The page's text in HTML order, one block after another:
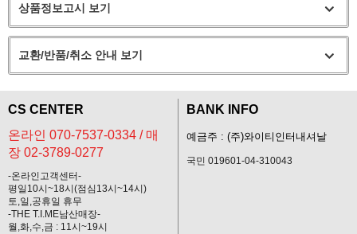
상품정보고시 보기
교환/반품/취소 안내 보기
CS CENTER
온라인 070-7537-0334 / 매
장 02-3789-0277
-온라인고객센터-
평일10시~18시(점심13시~14시)
토,일,공휴일 휴무
-THE T.I.ME남산매장-
월,화,수,금 : 11시~19시
BANK INFO
예금주 : (주)와이티인터내셔날
국민 019601-04-310043